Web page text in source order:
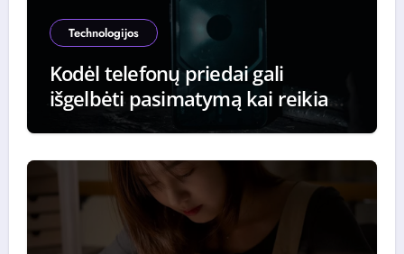
Technologijos
Kodėl telefonų priedai gali
išgelbėti pasimatymą kai reikia
iškviesti taksi paskutinę minutę